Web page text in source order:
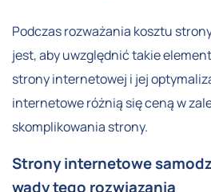
Podczas rozważania kosztu
jest, aby uwzględnić takie
strony internetowej i jej
internetowe różnią się ceną w
skomplikowania strony.
Strony internetowe
wady tego rozwiązania